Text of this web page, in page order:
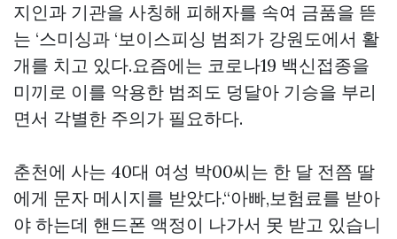
지인과 기관을 사칭해 피해자를 속여 금품을 뜯
는 ‘스미싱과 ‘보이스피싱 범죄가 강원도에서 활
개를 치고 있다.요즘에는 코로나19 백신접종을
미끼로 이를 악용한 범죄도 덩달아 기승을 부리
면서 각별한 주의가 필요하다.
춘천에 사는 40대 여성 박00씨는 한 달 전쯤 딸
에게 문자 메시지를 받았다.“아빠,보험료를 받아
야 하는데 핸드폰 액정이 나가서 못 받고 있습니